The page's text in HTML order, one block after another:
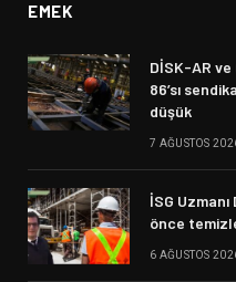
EMEK
DİSK-AR ve
86’sı
düşük
7 AĞUSTOS
İSG
önce
6 AĞUSTOS